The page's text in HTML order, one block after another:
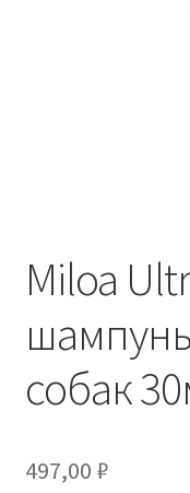
Miloa
собак
497,00 ₽